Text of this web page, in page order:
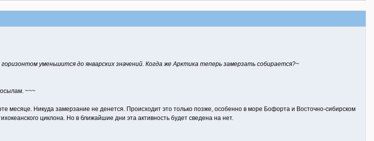
уменьшится до январских значений. Когда же Арктика теперь замерзать собирается?~
~~~
месяце. Никуда замерзание не денется. Происходит это только позже, особенно в море Бофорта и Восточно-сибирском
циклона. Но в ближайшие дни эта активность будет сведена на нет.